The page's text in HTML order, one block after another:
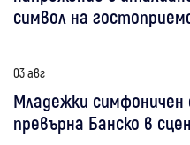
символ на
03 авг
Младежки
превърна Банско в